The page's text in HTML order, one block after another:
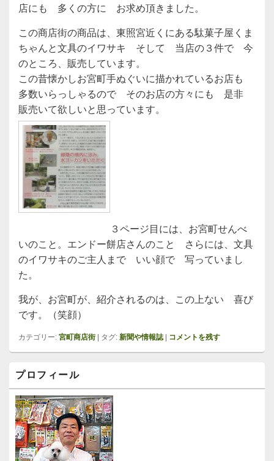
店にも 多くの方に お求め頂きました。
この商店街の商品は、東照宮近くにある駄菓子屋くま
ちゃんと文具のイワサキ そして 当店の３件で 今
のところ、販売しています。
この昔懐かしお宮町手ぬぐいに描かれているお店も
多数いらっしゃるので そのお店の方々にも 是非
販売いて欲しいと思っています。
３ページ目には、お宮町せんべ
いのこと。エンドー餅店さんのこと さらには、文具
のイワサキのご主人まで いい顔で 写っていまし
た。
我が、お宮町が、紹介されるのは、この上ない 喜び
です。（笑顔）
カテゴリー: 宮町商店街 タグ: 新聞や情報誌 コメントを残す
ン
サ
イ
ド
バ
ー
ウ
プロフィール